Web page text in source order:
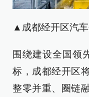
▲成都经开区汽
围绕建设全国领
标，成都经开区
整零并重、圈链